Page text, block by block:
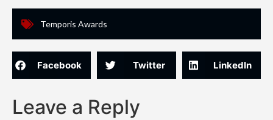
Temporis Awards
Facebook Twitter LinkedIn
Leave a Reply